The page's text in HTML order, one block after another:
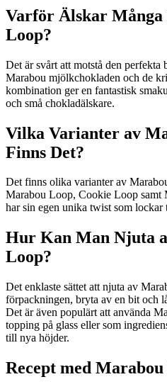
Varför Älskar Många
Loop?
Det är svårt att motstå den perfekta
Marabou mjölkchokladen och de
kombination ger en fantastisk
och små chokladälskare.
Vilka Varianter av
Finns Det?
Det finns olika varianter av
Marabou Loop, Cookie Loop samt
har sin egen unika twist som
Hur Kan Man Njuta
Loop?
Det enklaste sättet att njuta av
förpackningen, bryta av en bit och
Det är även populärt att använda
topping på glass eller som
till nya höjder.
Recept med